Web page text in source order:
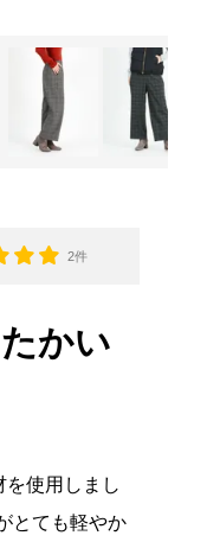
2件
かい
使用しまし
とても軽やか